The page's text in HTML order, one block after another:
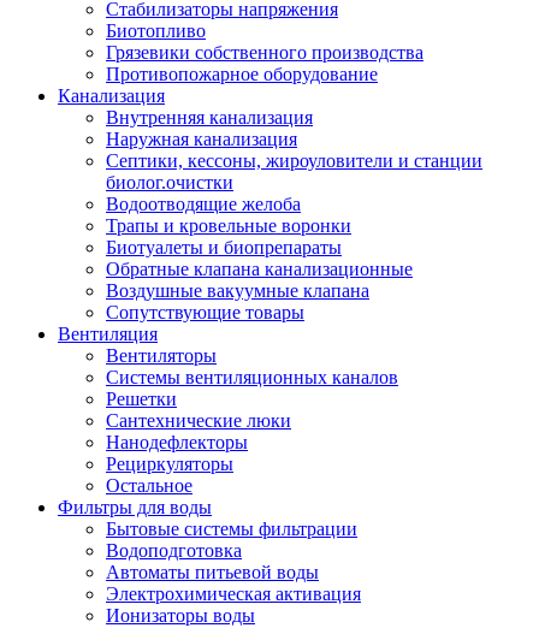
Стабилизаторы напряжения
Биотопливо
Грязевики собственного производства
Противопожарное оборудование
Канализация
Внутренняя канализация
Наружная канализация
Септики, кессоны, жироуловители и станции
биолог.очистки
Водоотводящие желоба
Трапы и кровельные воронки
Биотуалеты и биопрепараты
Обратные клапана канализационные
Воздушные вакуумные клапана
Сопутствующие товары
Вентиляция
Вентиляторы
Системы вентиляционных каналов
Решетки
Сантехнические люки
Нанодефлекторы
Рециркуляторы
Остальное
Фильтры для воды
Бытовые системы фильтрации
Водоподготовка
Автоматы питьевой воды
Электрохимическая активация
Ионизаторы воды